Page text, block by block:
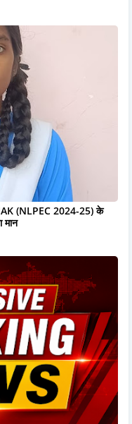
(NLPEC 2024-25) के
मान